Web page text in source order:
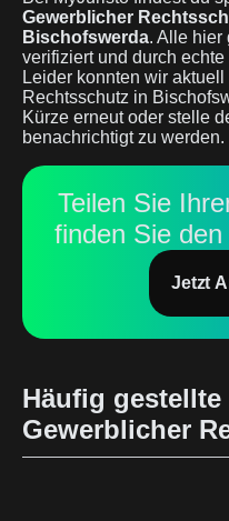
Gewerblicher
Bischofswerda. Alle hier
verifiziert und durch
Leider konnten wir
Rechtsschutz in
Kürze erneut oder stelle
benachrichtigt zu werden.
Teilen Sie
finden Sie
Jetzt
Häufig gestellte
Gewerblicher